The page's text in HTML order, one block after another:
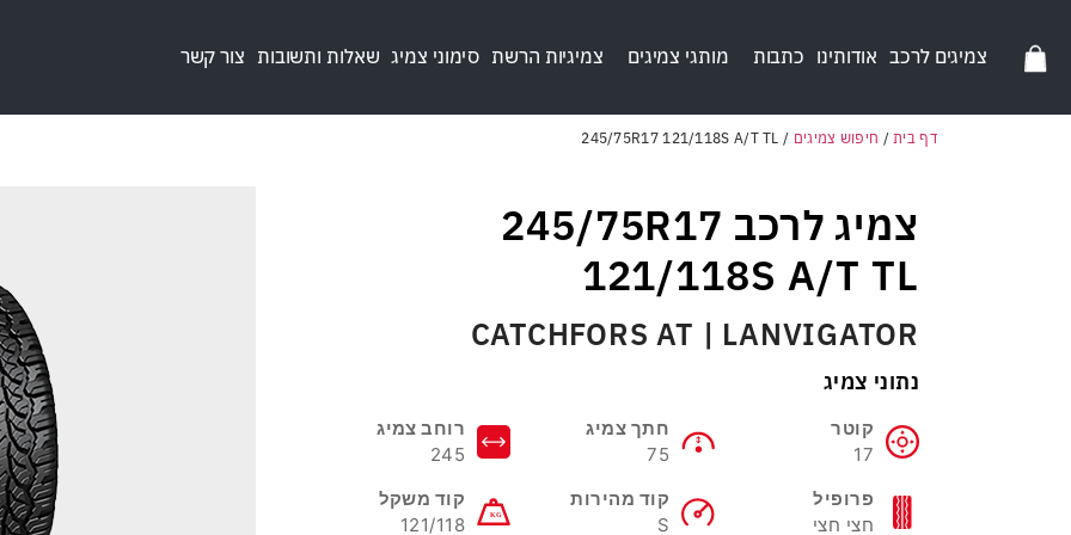
צמיגים לרכב אודותינו כתבות מותגי צמיגים צמיגיות הרשת סימוני צמיג שאלות ותשובות צור קשר
דף בית/ חיפוש צמיגים /
245/75R17 121/118S A/T TL
צמיג לרכב 245/75R17
121/118S A/T TL
CATCHFORS AT | LANVIGATOR
נתוני צמיג
קוטר
17
חתך צמיג
75
רוחב צמיג
245
פרופיל
חצי חצי
קוד מהירות
S
קוד משקל
121/118